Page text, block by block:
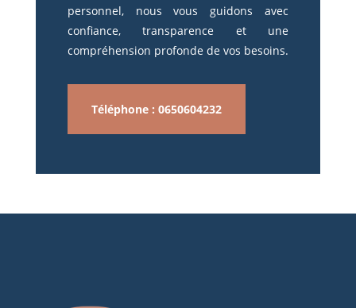
personnel, nous vous guidons avec
confiance, transparence et une
compréhension profonde de vos besoins.
Téléphone : 0650604232